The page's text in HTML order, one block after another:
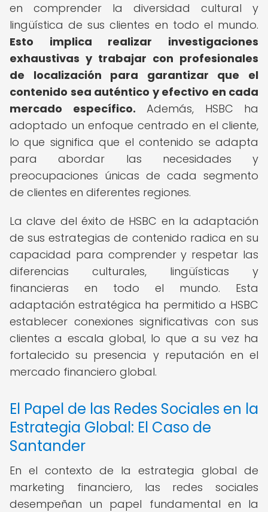
en comprender la diversidad cultural y
lingüística de sus clientes en todo el mundo.
Esto implica realizar investigaciones
exhaustivas y trabajar con profesionales
de localización para garantizar que el
contenido sea auténtico y efectivo en cada
mercado específico. Además, HSBC ha
adoptado un enfoque centrado en el cliente,
lo que significa que el contenido se adapta
para abordar las necesidades y
preocupaciones únicas de cada segmento
de clientes en diferentes regiones.
La clave del éxito de HSBC en la adaptación
de sus estrategias de contenido radica en su
capacidad para comprender y respetar las
diferencias culturales, lingüísticas y
financieras en todo el mundo. Esta
adaptación estratégica ha permitido a HSBC
establecer conexiones significativas con sus
clientes a escala global, lo que a su vez ha
fortalecido su presencia y reputación en el
mercado financiero global.
El Papel de las Redes Sociales en la
Estrategia Global: El Caso de
Santander
En el contexto de la estrategia global de
marketing financiero, las redes sociales
desempeñan un papel fundamental en la